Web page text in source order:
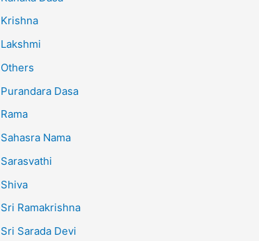
Krishna
Lakshmi
Others
Purandara Dasa
Rama
Sahasra Nama
Sarasvathi
Shiva
Sri Ramakrishna
Sri Sarada Devi